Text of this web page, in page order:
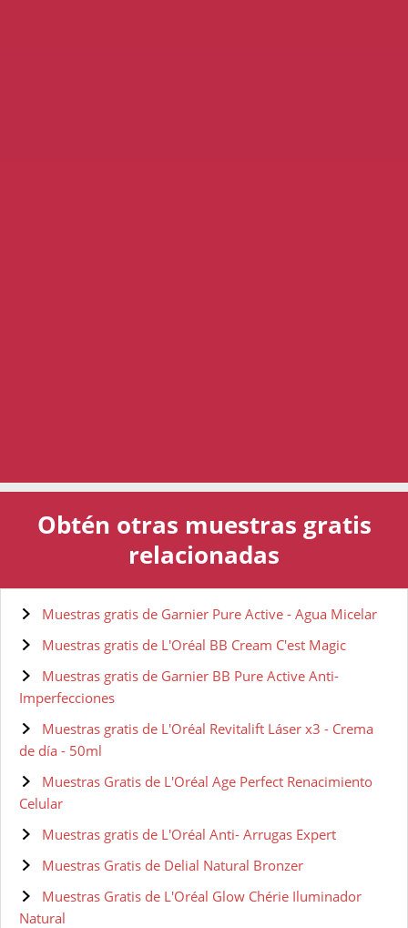
Obtén otras muestras gratis
relacionadas
Muestras gratis de Garnier Pure Active - Agua Micelar
Muestras gratis de L'Oréal BB Cream C'est Magic
Muestras gratis de Garnier BB Pure Active Anti-
Imperfecciones
Muestras gratis de L'Oréal Revitalift Láser x3 - Crema
de día - 50ml
Muestras Gratis de L'Oréal Age Perfect Renacimiento
Celular
Muestras gratis de L'Oréal Anti- Arrugas Expert
Muestras Gratis de Delial Natural Bronzer
Muestras Gratis de L'Oréal Glow Chérie Iluminador
Natural